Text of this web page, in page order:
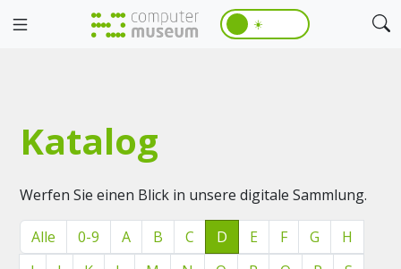
☀️
Katalog
Werfen Sie einen Blick in unsere digitale Sammlung.
Alle 0-9 A B C D E F G
H